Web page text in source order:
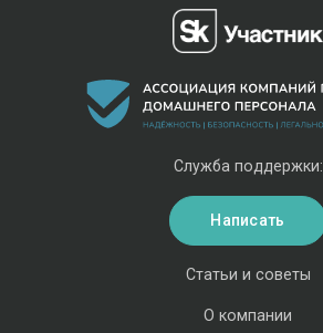
Статьи и советы
О компании
Служба поддержки:
Написать